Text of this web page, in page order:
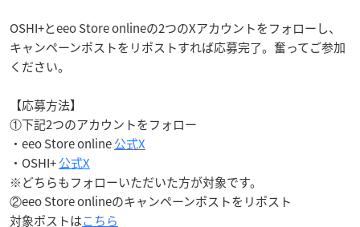
OSHI+とeeo Store onlineの2つのXアカウントをフォローし、
キャンペーンポストをリポストすれば応募完了。奮ってご参加
ください。
【応募方法】
①下記2つのアカウントをフォロー
・eeo Store online公式X
・OSHI+公式X
※どちらもフォローいただいた方が対象です。
②eeo Store onlineのキャンペーンポストをリポスト
対象ポストはこちら